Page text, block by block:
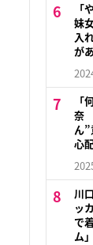
「
妹
入
が
「
奈
ん
心
川
ッ
で
ム」